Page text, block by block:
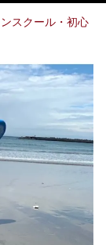
スクール・初心